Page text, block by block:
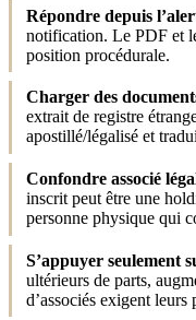
Répondre depuis
notification. Le PDF et
position procédurale.
Charger des
extrait de registre
apostillé/légalisé et
Confondre associé
inscrit peut être une
personne physique qui
S’appuyer seulement
ultérieurs de parts,
d’associés exigent leurs